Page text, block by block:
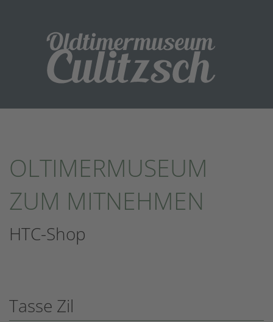
OLTIMERMUSEUM
ZUM MITNEHMEN
HTC-Shop
Tasse Zil